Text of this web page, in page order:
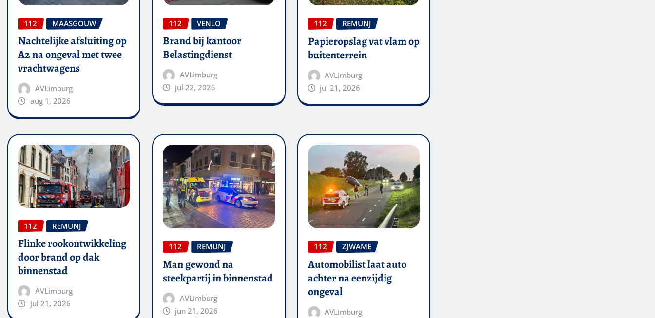
112 MAASGOUW
Nachtelijke afsluiting op
A2 na ongeval met twee
vrachtwagens
AVLimburg
aug 1, 2026
112 VENLO
Brand bij kantoor
Belastingdienst
AVLimburg
jul 22, 2026
112 REMUNJ
Papieropslag vat vlam op
buitenterrein
AVLimburg
jul 21, 2026
112 REMUNJ
Flinke rookontwikkeling
door brand op dak
binnenstad
AVLimburg
jul 21, 2026
112 REMUNJ
Man gewond na
steekpartij in binnenstad
AVLimburg
jun 21, 2026
112 ZJWAME
Automobilist laat auto
achter na eenzijdig
ongeval
AVLimburg